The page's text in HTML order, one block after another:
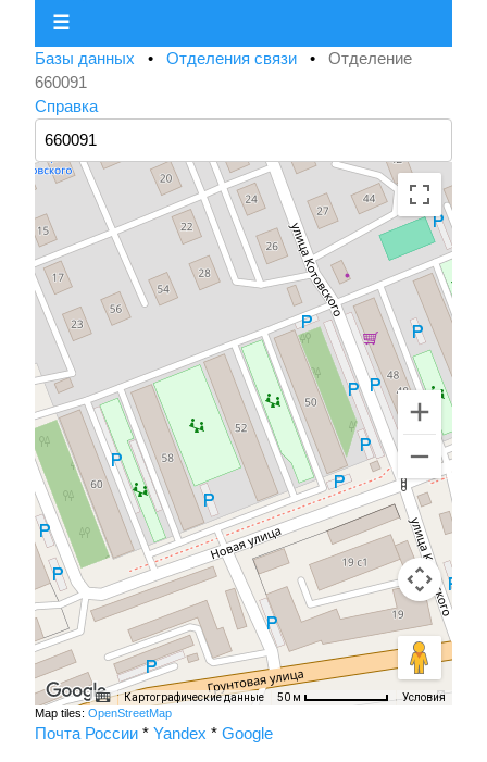
☰
Базы данных • Отделения связи • Отделение
660091
Справка
Картографические данные 50 м Условия
Map tiles: OpenStreetMap
Почта России * Yandex * Google